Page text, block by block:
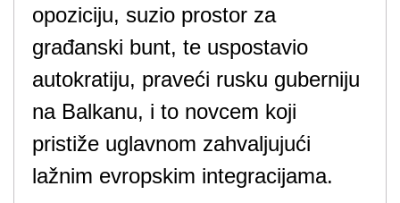
opoziciju, suzio prostor za
građanski bunt, te uspostavio
autokratiju, praveći rusku guberniju
na Balkanu, i to novcem koji
pristiže uglavnom zahvaljujući
lažnim evropskim integracijama.